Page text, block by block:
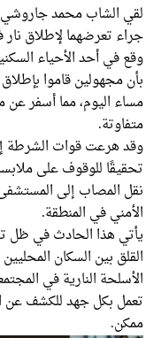
لقي الشاب محمد
جراء تعرضهما لإطلاق نار
وقع في أحد الأحياء
بأن مجهولين قاموا
مساء اليوم، مما أسفر
متفاوتة.
وقد هرعت قوات الشرطة
تحقيقًا للوقوف على
نقل المصاب إلى
الأمني في المنطقة.
يأتي هذا الحادث في ظل
القلق بين السكان
الأسلحة النارية في
تعمل بكل جهد للكشف عن
ممكن.